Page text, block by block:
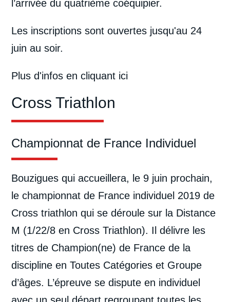
l’arrivée du quatrième coéquipier.
Les inscriptions sont ouvertes jusqu'au 24
juin au soir.
Plus d'infosen cliquant ici
Cross Triathlon
Championnat de France Individuel
Bouzigues qui accueillera, le 9 juin prochain,
le championnat de France individuel 2019 de
Cross triathlon qui se déroule sur la Distance
M (1/22/8 en Cross Triathlon). Il délivre les
titres de Champion(ne) de France de la
discipline en Toutes Catégories et Groupe
d’âges. L’épreuve se dispute en individuel
avec un seul départ regroupant toutes les